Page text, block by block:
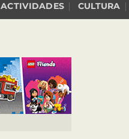
ACTIVIDADES CULTURA